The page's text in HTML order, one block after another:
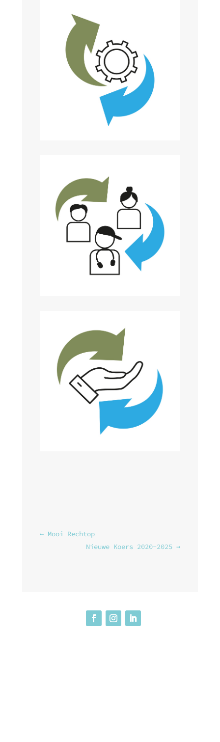
← Mooi Rechtop
Nieuwe Koers 2020-2025 →